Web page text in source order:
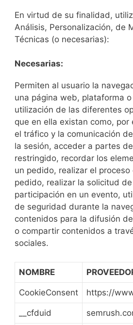
En virtud de su finalidad,
Análisis, Personalización, de
Técnicas (o necesarias):
Necesarias:
Permiten al usuario la
una página web, plataforma
utilización de las diferentes
que en ella existan como, por
el tráfico y la comunicación
la sesión, acceder a partes
restringido, recordar los
un pedido, realizar el
pedido, realizar la solicitud
participación en un evento,
de seguridad durante la
contenidos para la difusión
o compartir contenidos a
sociales.
NOMBRE
CookieConsent https://
__cfduid